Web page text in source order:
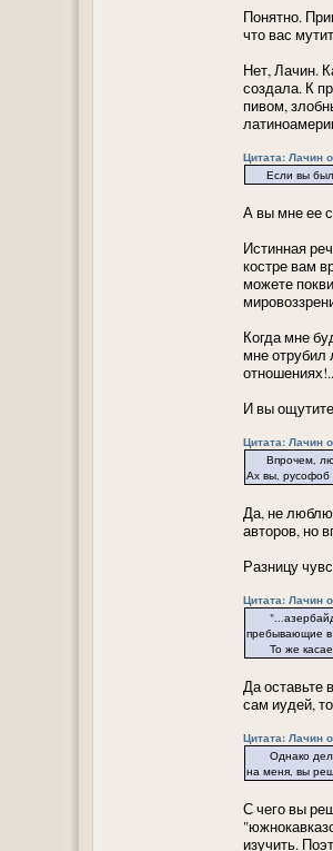
Понятно.
что вас
Нет, Лачин.
создала. К
пивом,
Цитата: Лачин
Если вы были
А вы мне ее
Истинная
костре вам
можете
Когда мне
мне отрубил
И вы
Цитата: Лачин
Впрочем,
Ах вы, русофоб
Да, не
авторов, но
Разницу
Цитата: Лачин
пребывающие в
То же
Да оставьте
сам иудей,
Цитата: Лачин
Однако дело
на меня, вы
С чего вы
изучить.